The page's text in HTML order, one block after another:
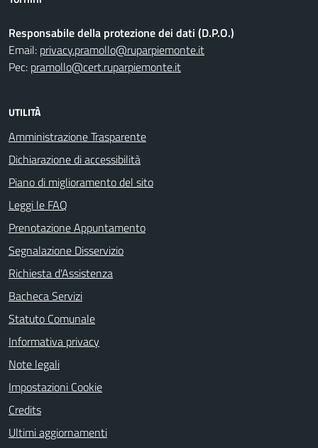
Responsabile della protezione dei dati (D.P.O.)
Email: privacy.pramollo@ruparpiemonte.it
Pec: pramollo@cert.ruparpiemonte.it
UTILITÀ
Amministrazione Trasparente
Dichiarazione di accessibilità
Piano di miglioramento del sito
Leggi le FAQ
Prenotazione Appuntamento
Segnalazione Disservizio
Richiesta d'Assistenza
Bacheca Servizi
Statuto Comunale
Informativa privacy
Note legali
Impostazioni Cookie
Credits
Ultimi aggiornamenti